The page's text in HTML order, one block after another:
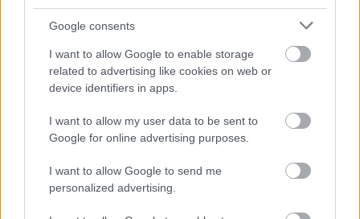
Google consents
I want to allow Google to enable storage
related to advertising like cookies on web or
device identifiers in apps.
I want to allow my user data to be sent to
Google for online advertising purposes.
I want to allow Google to send me
personalized advertising.
Το «Τουρισμός για Όλους 2026»:
Μειώνει σημαντικά το κόστος διακοπών
Ενισχύει λιγότερο προβεβλημένους
τουριστικούς προορισμούς